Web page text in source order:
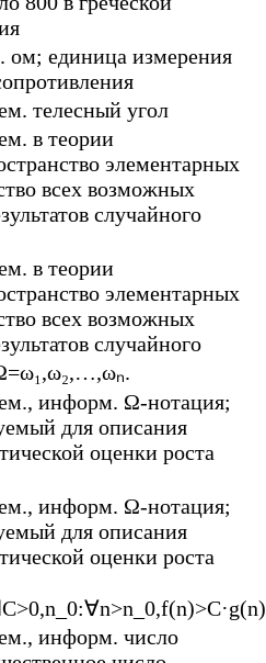
ом; единица измерения
телесный угол
в теории
элементарных
всех возможных
случайного
в теории
элементарных
всех возможных
случайного
информ. Ω-нотация;
для описания
оценки роста
информ. Ω-нотация;
для описания
оценки роста
информ. число